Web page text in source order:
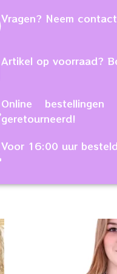
Vragen? Neem
Artikel op voorraad?
Online
geretourneerd!
Voor 16:00 uur